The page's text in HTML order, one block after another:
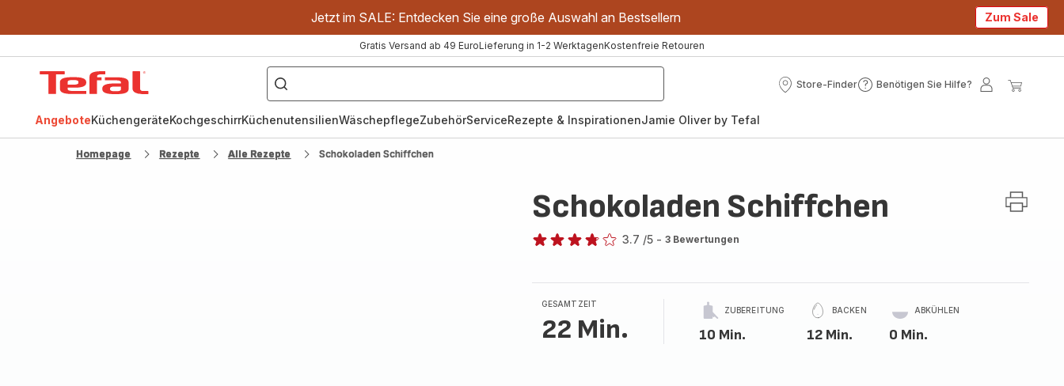
Jetzt im SALE: Entdecken Sie eine große Auswahl an Bestsellern Zum Sale
Gratis Versand ab 49 EuroLieferung in 1-2 WerktagenKostenfreie Retouren
["OptiGrill","Easy
Fry","Pfanne"]
Store-Finder
Store-
Benötigen Sie Hilfe?
Benötigen
Mein
AngeboteKüchengeräteKochgeschirrKüchenutensilienWäschepflegeZubehörServiceRezepte & InspirationenJamie Oliver by Tefal
Homepage Rezepte Alle Rezepte Schokoladen Schiffchen
Schokoladen Schiffchen
3.7 /5 - 3 Bewertungen
GESAMTZEIT
22 Min.
ZUBEREITUNG
10 Min.
BACKEN
12 Min.
ABKÜHLEN
0 Min.